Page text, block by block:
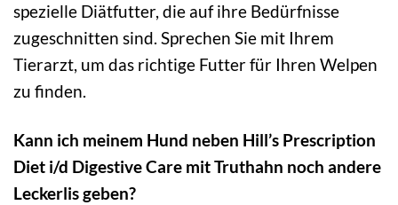
spezielle Diätfutter, die auf ihre Bedürfnisse
zugeschnitten sind. Sprechen Sie mit Ihrem
Tierarzt, um das richtige Futter für Ihren Welpen
zu finden.
Kann ich meinem Hund neben Hill’s Prescription
Diet i/d Digestive Care mit Truthahn noch andere
Leckerlis geben?